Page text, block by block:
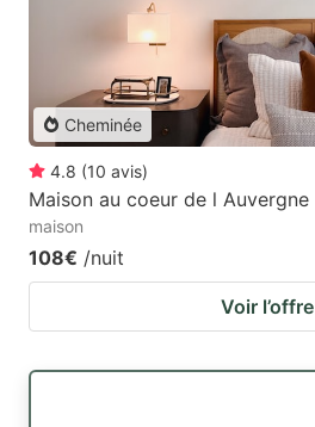
Cheminée
4.8 (10 avis)
Maison au coeur de l Auvergne
maison
108€ /nuit
Voir l’offre